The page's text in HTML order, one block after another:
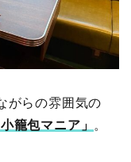
がらの雰囲気の
小籠包マニア」 。